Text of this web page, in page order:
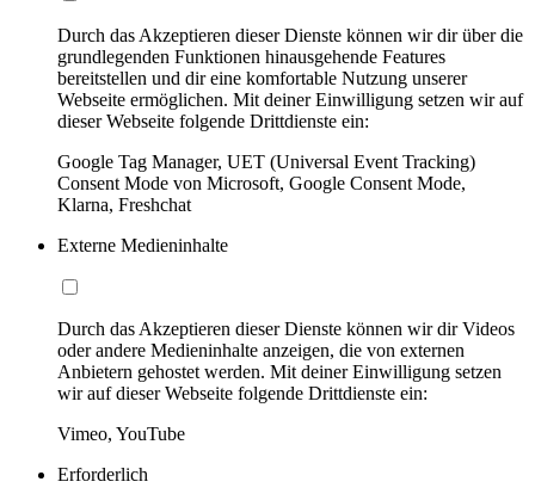
Durch das Akzeptieren dieser Dienste können wir dir über die
grundlegenden Funktionen hinausgehende Features
bereitstellen und dir eine komfortable Nutzung unserer
Webseite ermöglichen. Mit deiner Einwilligung setzen wir auf
dieser Webseite folgende Drittdienste ein:
Google Tag Manager, UET (Universal Event Tracking)
Consent Mode von Microsoft, Google Consent Mode,
Klarna, Freshchat
Externe Medieninhalte
Durch das Akzeptieren dieser Dienste können wir dir Videos
oder andere Medieninhalte anzeigen, die von externen
Anbietern gehostet werden. Mit deiner Einwilligung setzen
wir auf dieser Webseite folgende Drittdienste ein:
Vimeo, YouTube
Erforderlich